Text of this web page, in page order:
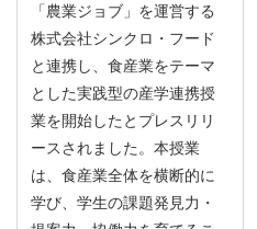
「農業ジョブ」を運営する
株式会社シンクロ・フード
と連携し、食産業をテーマ
とした実践型の産学連携授
業を開始したとプレスリリ
ースされました。本授業
は、食産業全体を横断的に
学び、学生の課題発見力・